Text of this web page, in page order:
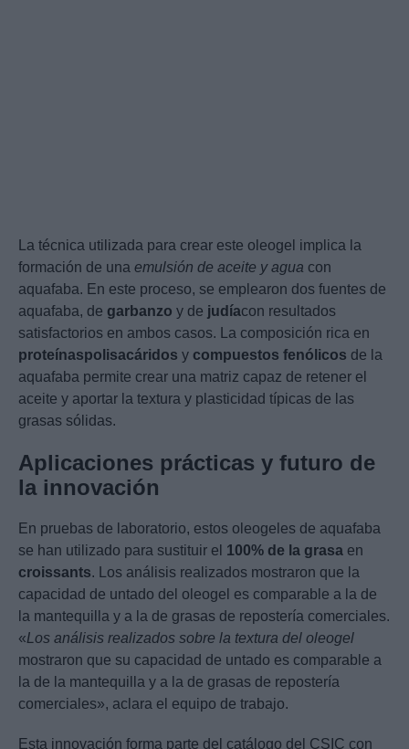
La técnica utilizada para crear este oleogel implica la
formación de una emulsión de aceite y agua con
aquafaba. En este proceso, se emplearon dos fuentes de
aquafaba, de garbanzo y de judíacon resultados
satisfactorios en ambos casos. La composición rica en
proteínaspolisacáridos y compuestos fenólicos de la
aquafaba permite crear una matriz capaz de retener el
aceite y aportar la textura y plasticidad típicas de las
grasas sólidas.
Aplicaciones prácticas y futuro de
la innovación
En pruebas de laboratorio, estos oleogeles de aquafaba
se han utilizado para sustituir el 100% de la grasa en
croissants. Los análisis realizados mostraron que la
capacidad de untado del oleogel es comparable a la de
la mantequilla y a la de grasas de repostería comerciales.
«Los análisis realizados sobre la textura del oleogel
mostraron que su capacidad de untado es comparable a
la de la mantequilla y a la de grasas de repostería
comerciales», aclara el equipo de trabajo.
Esta innovación forma parte del catálogo del CSIC con